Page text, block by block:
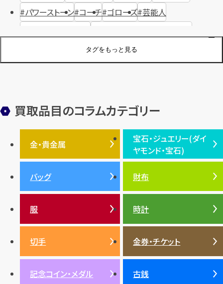
タグをもっと見る
パワーストーン コーチ ゴローズ 芸能人
ジュエリーブランド オーデマピゲ
装飾品 オメガ シュプリーム ウブロ
エルメス ダイヤモンド ルイ・ヴィトン 豆知識 カルティエ
投資 金地金 金価格・相場 グッチ 買取 プラダ
ティファニー
金貨 ブルガリ
バッグ
アメジスト
バレンシアガ
ルビー 陶磁器・ガラス ブレゲ SDGs
買取品目のコラムカテゴリー
金・貴金属
金・貴金属TOP
プラチナ
銀・シルバー
宝石・ジュエリー(ダイ
ヤモンド・宝石)
宝石・ジュエリー(ダイヤモ
ンド・宝石)TOP
ダイヤモンド
エメラルド
ルビー
サファイア
パール
バッグ 財布
服 時計
切手 金券・チケット
記念コイン・メダル 古銭